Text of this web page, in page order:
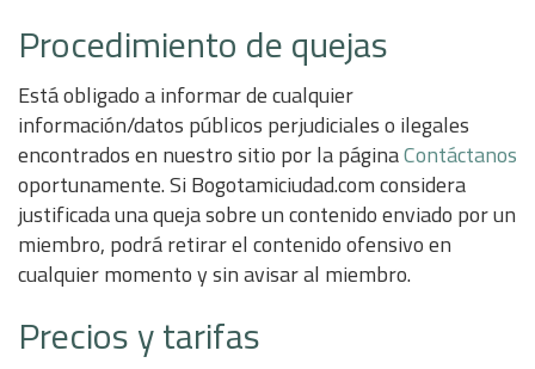
Procedimiento de quejas
Está obligado a informar de cualquier
información/datos públicos perjudiciales o ilegales
encontrados en nuestro sitio por la páginaContáctanos
oportunamente. Si Bogotamiciudad.com considera
justificada una queja sobre un contenido enviado por un
miembro, podrá retirar el contenido ofensivo en
cualquier momento y sin avisar al miembro.
Precios y tarifas